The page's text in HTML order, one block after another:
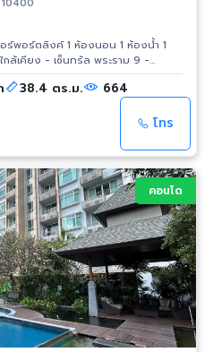
10400
ร์พอร์ตลิงค์ 1 ห้องนอน 1 ห้องน้ำ 1
ซนต์ดอมินิก - รร.แม่พระฟาติมา -
ะสัน
38.4 ตร.ม. 664
โทร
คอนโด